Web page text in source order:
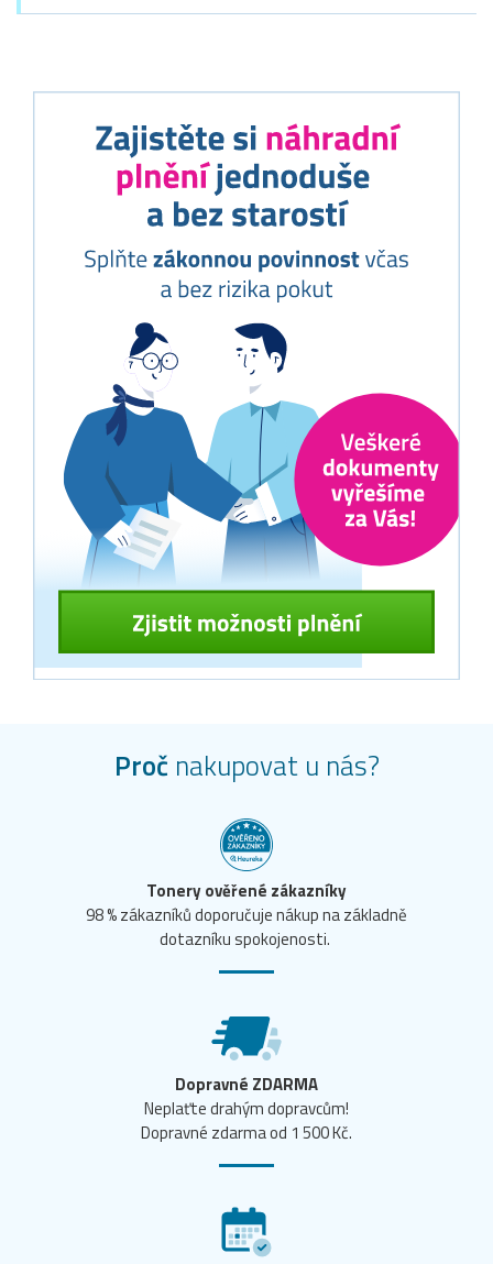
Proč nakupovat u nás?
Tonery ověřené zákazníky
98 % zákazníků doporučuje nákup na základně
dotazníku spokojenosti.
Dopravné ZDARMA
Neplaťte drahým dopravcům!
Dopravné zdarma od 1 500 Kč.